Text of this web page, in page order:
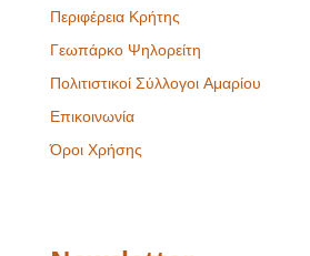
Περιφέρεια Κρήτης
Γεωπάρκο Ψηλορείτη
Πολιτιστικοί Σύλλογοι Αμαρίου
Επικοινωνία
Όροι Χρήσης